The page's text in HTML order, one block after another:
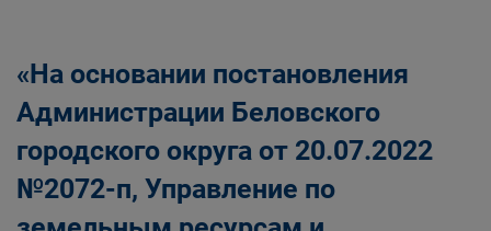
«На основании постановления
Администрации Беловского
городского округа от 20.07.2022
№2072-п, Управление по